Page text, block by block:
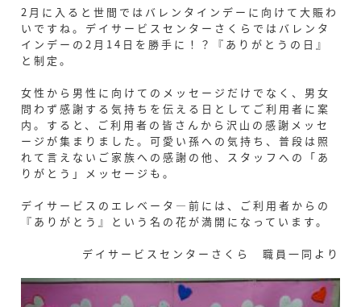
2月に入ると世間ではバレンタインデーに向けて大賑わ
いですね。デイサービスセンターさくらではバレンタ
インデーの2月14日を勝手に！？『ありがとうの日』
と制定。
女性から男性に向けてのメッセージだけでなく、男女
問わず感謝する気持ちを伝える日としてご利用者に案
内。すると、ご利用者の皆さんから沢山の感謝メッセ
ージが集まりました。可愛い孫への気持ち、普段は照
れて言えないご家族への感謝の他、スタッフへの「あ
りがとう」メッセージも。
デイサービスのエレベータ―前には、ご利用者からの
『ありがとう』という名の花が満開になっています。
デイサービスセンターさくら 職員一同より